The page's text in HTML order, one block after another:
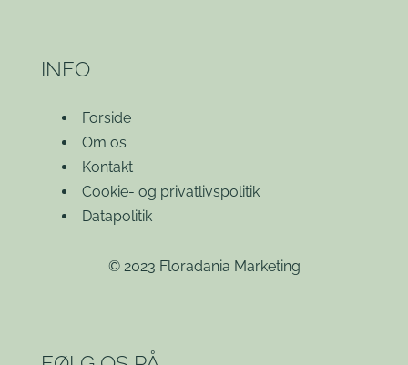
INFO
Forside
Om os
Kontakt
Cookie- og privatlivspolitik
Datapolitik
© 2023 Floradania Marketing